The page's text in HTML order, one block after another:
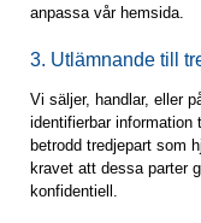
anpassa vår hemsida.
3. Utlämnande till
Vi säljer, handlar, eller
identifierbar information
betrodd tredjepart som
kravet att dessa parter
konfidentiell.